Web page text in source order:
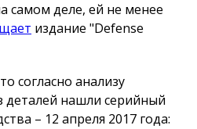
самом деле, ей не менее
издание "Defense
согласно анализу
нашли серийный
– 12 апреля 2017 года: